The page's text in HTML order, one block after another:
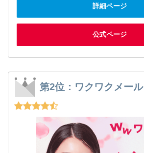
詳細ページ
公式ページ
第2位：ワクワクメール